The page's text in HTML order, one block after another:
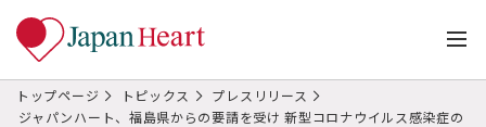
トップページ トピックス
プレスリリース
ジャパンハート、福島県からの要請を受け 新型コロナウイルス感染症の